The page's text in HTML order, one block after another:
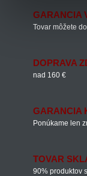
GARANCIA
Tovar môžete
DOPRAVA
nad 160 €
GARANCIA
Ponúkame len
TOVAR
90% produktov